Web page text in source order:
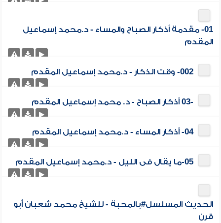
01- مقدمة أذكار الصباح والمساء - د.محمد إسماعيل
المقدم
002- وقت الذكار - د.محمد إسماعيل المقدم
-03 أذكار الصباح - د. محمد إسماعيل المقدم
04- أذكار المساء - د.محمد إسماعيل المقدم
05-ما يقال فى الليل - د.محمد إسماعيل المقدم
الحديث المسلسل#بالمحبة - للشيخ محمد شعبان أبو
قرن